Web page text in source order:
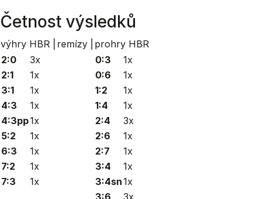
Četnost výsledků
výhry HBR | remízy |
prohry HBR
2:0
3x
2:1
1x
3:1
1x
4:3
1x
4:3pp1x
5:2
1x
6:3
1x
7:2
1x
7:3
1x
0:3
1x
0:6
1x
1:2
1x
1:4
1x
2:4
3x
2:6
1x
2:7
1x
3:4
1x
3:4sn1x
3:6
3x